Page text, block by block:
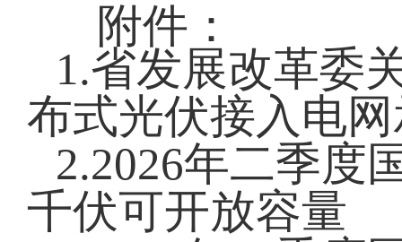
附件：
1.省发展改革委
布式光伏接入电
2.2026年二季度
千伏可开放容量